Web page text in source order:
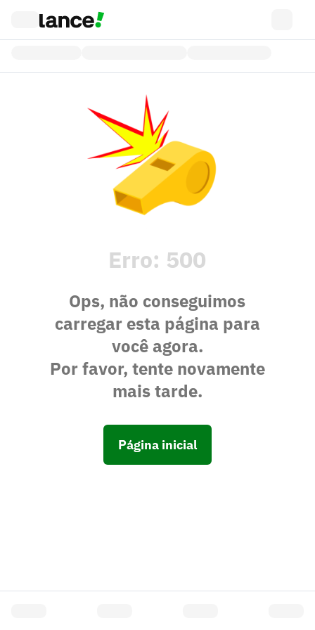
Erro: 500
Ops, não conseguimos
carregar esta página para
você agora.
Por favor, tente novamente
mais tarde.
Página inicial